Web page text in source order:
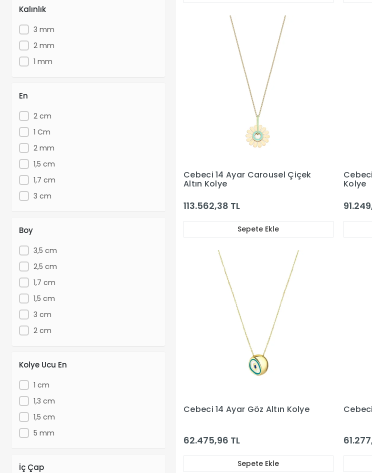
Kalınlık
3 mm
2 mm
1 mm
En
2 cm
1 Cm
2 mm
1,5 cm
1,7 cm
3 cm
Boy
3,5 cm
2,5 cm
1,7 cm
1,5 cm
3 cm
2 cm
Kolye Ucu En
1 cm
1,3 cm
1,5 cm
5 mm
İç Çap
Cebeci 14 Ayar Carousel Çiçek
Altın Kolye
113.562,38 TL
Sepete Ekle
Kolye
Cebeci 14 Ayar Göz Altın Kolye
62.475,96 TL
Sepete Ekle